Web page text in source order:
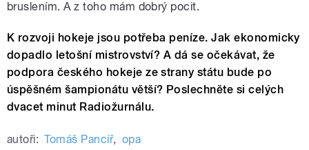
bruslením. A z toho mám dobrý pocit.
K rozvoji hokeje jsou potřeba peníze. Jak ekonomicky
dopadlo letošní mistrovství? A dá se očekávat, že
podpora českého hokeje ze strany státu bude po
úspěšném šampionátu větší? Poslechněte si celých
dvacet minut Radiožurnálu.
autoři: Tomáš Pancíř, opa